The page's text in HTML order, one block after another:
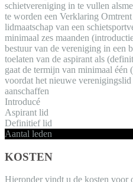
schietvereniging in te vullen
te worden een Verklaring
lidmaatschap van een
minimaal zes maanden
bestuur van de vereniging in een
toelaten van de aspirant als
gaat de termijn van minimaal
voordat het nieuwe
aanschaffen
Introducé
Aspirant lid
Definitief lid
Aantal leden
KOSTEN
Hieronder vindt u de kosten voor